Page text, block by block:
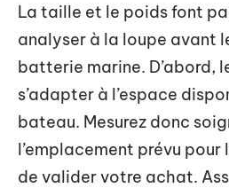
La taille et le poids font
analyser à la loupe avant
batterie marine. D’abord,
s’adapter à l’espace
bateau. Mesurez donc
l’emplacement prévu
de valider votre achat.